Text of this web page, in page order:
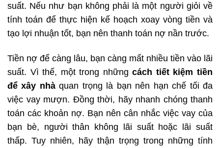
suất. Nếu như bạn không phải là một người giỏi về
tính toán để thực hiện kế hoạch xoay vòng tiền và
tạo lợi nhuận tốt, bạn nên thanh toán nợ nần trước.
Tiền nợ để càng lâu, bạn càng mất nhiều tiền vào lãi
suất. Vì thế, một trong nhữngcách tiết kiệm tiền
để xây nhàquan trọng là bạn nên hạn chế tối đa
việc vay mượn. Đồng thời, hãy nhanh chóng thanh
toán các khoản nợ. Bạn nên cân nhắc việc vay của
bạn bè, người thân không lãi suất hoặc lãi suất
thấp. Tuy nhiên, hãy thận trọng trong những tính